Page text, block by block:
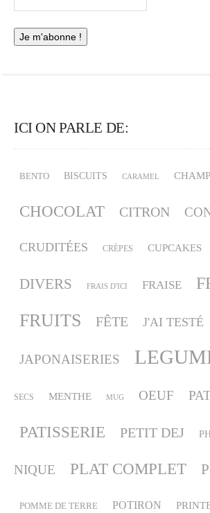
ICI ON PARLE DE:
BENTO BISCUITS CARAMEL
CHOCOLAT CITRON
CRUDITÉES CRÈPES CUPCAKES
DIVERS FRAIS D'ICI FRAISE
FRUITS FÊTE J'AI TESTÉ
JAPONAISERIES
SECS MENTHE MUG OEUF
PATISSERIE PETIT DEJ
NIQUE PLAT COMPLET
POMME DE TERRE POTIRON